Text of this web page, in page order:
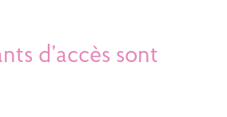
d’accès sont